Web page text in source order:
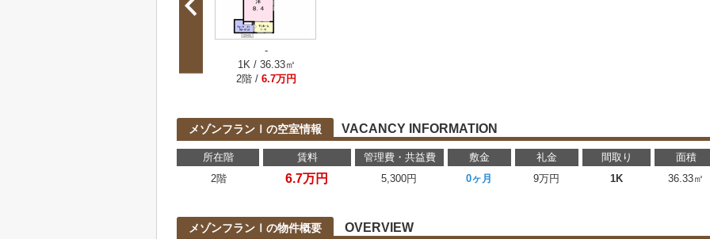
-
1K / 36.33㎡
2階 / 6.7万円
メゾンフランⅠの空室情報 VACANCY INFORMATION
所在階 賃料 管理費・共益費 敷金 礼金 間取り 面積
2階
6.7万円 5,300円 0ヶ月 9万円 1K 36.33㎡
メゾンフランⅠの物件概要 OVERVIEW